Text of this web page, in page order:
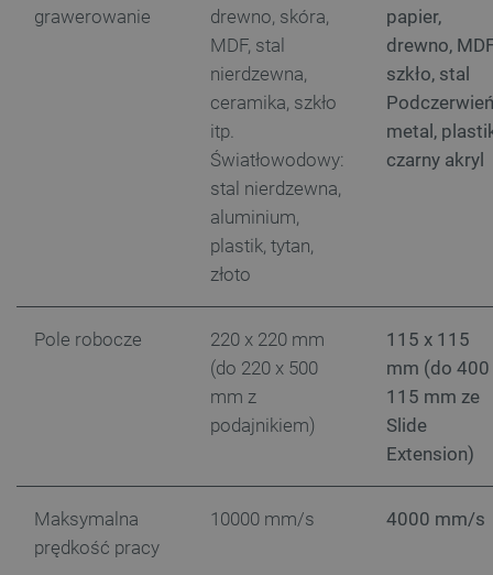
grawerowanie
drewno, skóra,
MDF, stal
nierdzewna,
ceramika, szkło
itp.
Światłowodowy:
stal nierdzewna,
aluminium,
plastik, tytan,
złoto
papier,
drewno,
szkło, stal
metal,
czarny akryl
Pole robocze
220 x 220 mm
(do 220 x 500
mm z
podajnikiem)
115 x 115
mm (do 400
115 mm ze
Slide
Extension)
Maksymalna
prędkość pracy
10000 mm/s 4000 mm/s
LaVisitorId_Ym90bGFuZC5sYWRlc2suY29tLw .botland.com.pl